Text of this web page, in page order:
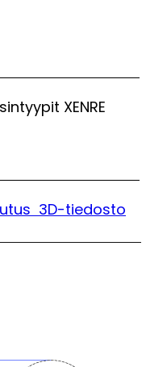
XENRE